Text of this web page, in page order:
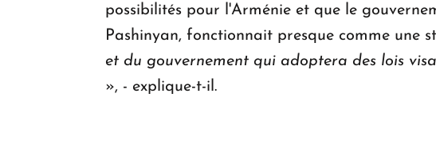
possibilités pour l'Arménie et que le
Pashinyan, fonctionnait presque comme une
et du gouvernement qui adoptera des lois
», - explique-t-il.